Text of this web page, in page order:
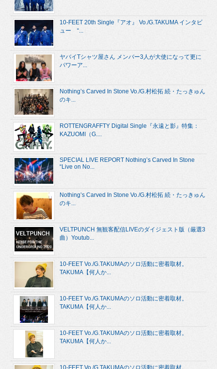
10-FEET 20th Single『アオ』 Vo./G.TAKUMA インタビ
ュー “...
ヤバイTシャツ屋さん メンバー3人が大使になって更に
パワーア...
Nothing’s Carved In Stone Vo./G.村松拓 続・たっきゅん
のキ...
ROTTENGRAFFTY Digital Single『永遠と影』特集：
KAZUOMI（G....
SPECIAL LIVE REPORT Nothing’s Carved In Stone
“Live on No...
Nothing’s Carved In Stone Vo./G.村松拓 続・たっきゅん
のキ...
VELTPUNCH 無観客配信LIVEのダイジェスト版（厳選3
曲）Youtub...
10-FEET Vo./G.TAKUMAのソロ活動に密着取材。
TAKUMA【何人か...
10-FEET Vo./G.TAKUMAのソロ活動に密着取材。
TAKUMA【何人か...
10-FEET Vo./G.TAKUMAのソロ活動に密着取材。
TAKUMA【何人か...
10-FEET Vo./G.TAKUMAのソロ活動に密着取材。